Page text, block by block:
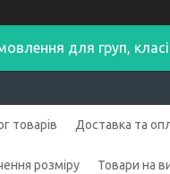
для груп,
товарів Доставка та
розміру Товари на